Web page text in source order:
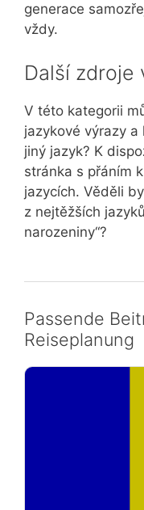
generace
vždy.
Další zdroje
V této kategorii
jazykové výrazy
jiný jazyk? K
stránka s přáním
jazycích. Věděli
z nejtěžších
narozeniny“?
Passende
Reiseplanung